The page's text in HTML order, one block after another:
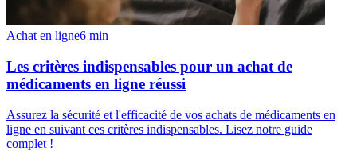
Achat en ligne6 min
Les critères indispensables pour un achat de
médicaments en ligne réussi
Assurez la sécurité et l'efficacité de vos achats de médicaments en
ligne en suivant ces critères indispensables. Lisez notre guide
complet !